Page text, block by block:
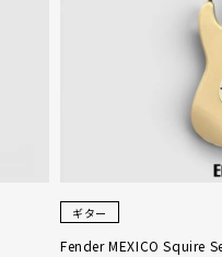
ギター
Fender MEXICO Squire